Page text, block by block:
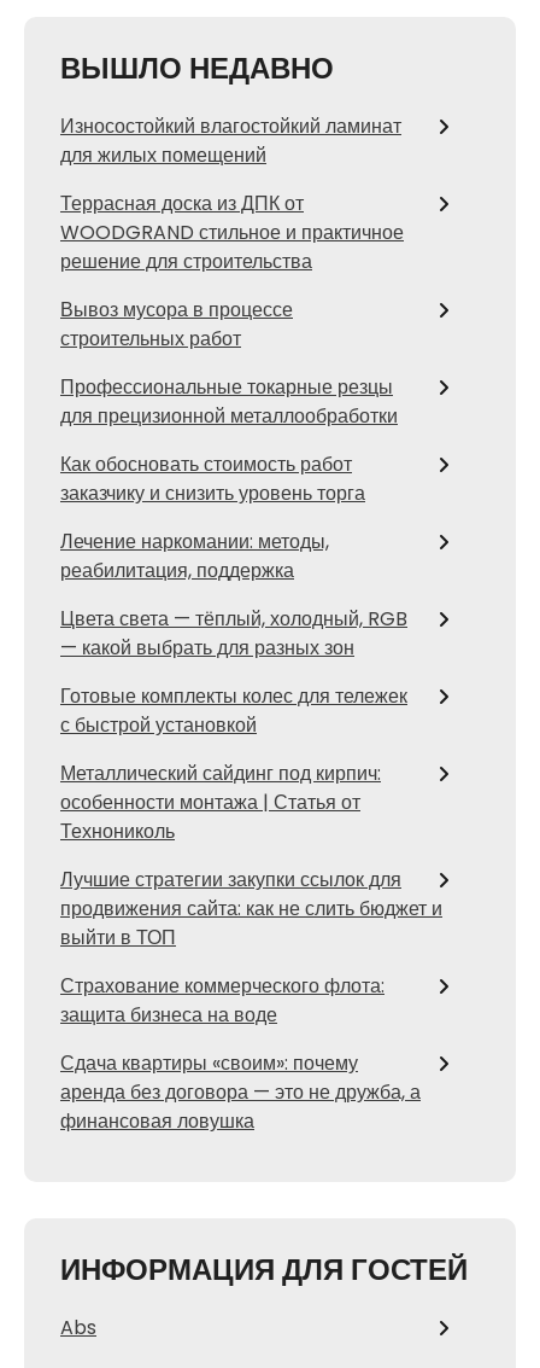
ВЫШЛО НЕДАВНО
Износостойкий влагостойкий ламинат
для жилых помещений
Террасная доска из ДПК от
WOODGRAND стильное и практичное
решение для строительства
Вывоз мусора в процессе
строительных работ
Профессиональные токарные резцы
для прецизионной металлообработки
Как обосновать стоимость работ
заказчику и снизить уровень торга
Лечение наркомании: методы,
реабилитация, поддержка
Цвета света — тёплый, холодный, RGB
— какой выбрать для разных зон
Готовые комплекты колес для тележек
с быстрой установкой
Металлический сайдинг под кирпич:
особенности монтажа | Статья от
Технониколь
Лучшие стратегии закупки ссылок для
продвижения сайта: как не слить бюджет и
выйти в ТОП
Страхование коммерческого флота:
защита бизнеса на воде
Сдача квартиры «своим»: почему
аренда без договора — это не дружба, а
финансовая ловушка
ИНФОРМАЦИЯ ДЛЯ ГОСТЕЙ
Abs